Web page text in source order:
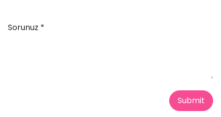
Sorunuz *
Submit